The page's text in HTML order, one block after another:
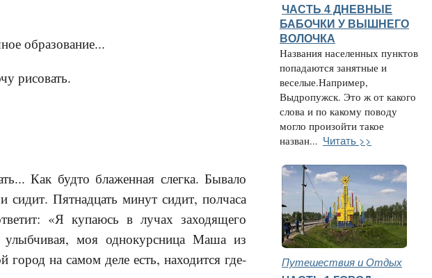
образование...
рисовать.
Как будто блаженная слегка. Бывало
сидит. Пятнадцать минут сидит, полчаса
«Я купаюсь в лучах заходящего
моя однокурсница Маша из
город на самом деле есть, находится где-
ЧАСТЬ 4 ДНЕВНЫЕ
БАБОЧКИ У ВЫШНЕГО
ВОЛОЧКА
Названия населенных пунктов
попадаются занятные и
веселые.Например,
Выдропужск. Это ж от какого
слова и по какому поводу
могло произойти такое
назван... Читать >>
Путешествия и Отдых